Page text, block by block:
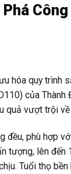
hóa quy trình
của Thành
quả vượt trội
đều, phù hợp
tượng, lên
Tuổi thọ